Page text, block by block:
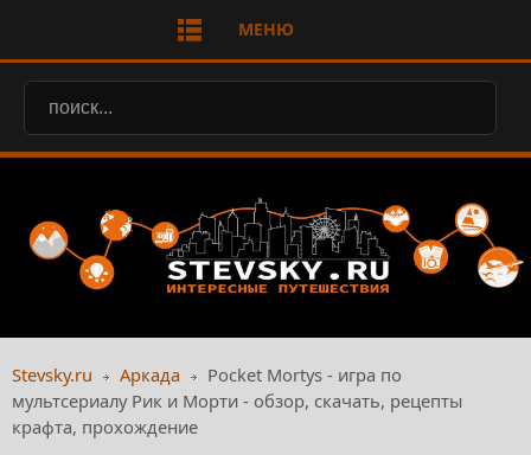
МЕНЮ
Stevsky.ru Аркада
Pocket Mortys - игра по
мультсериалу Рик и Морти - обзор, скачать, рецепты
крафта, прохождение